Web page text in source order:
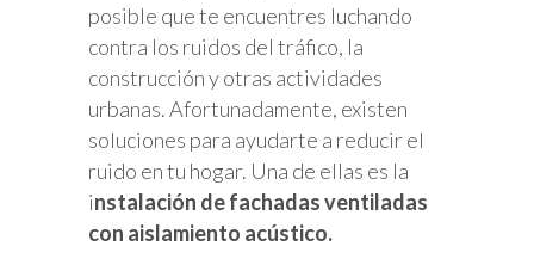
posible que te encuentres luchando
contra los ruidos del tráfico, la
construcción y otras actividades
urbanas. Afortunadamente, existen
soluciones para ayudarte a reducir el
ruido en tu hogar. Una de ellas es la
instalación de fachadas ventiladas
con aislamiento acústico.